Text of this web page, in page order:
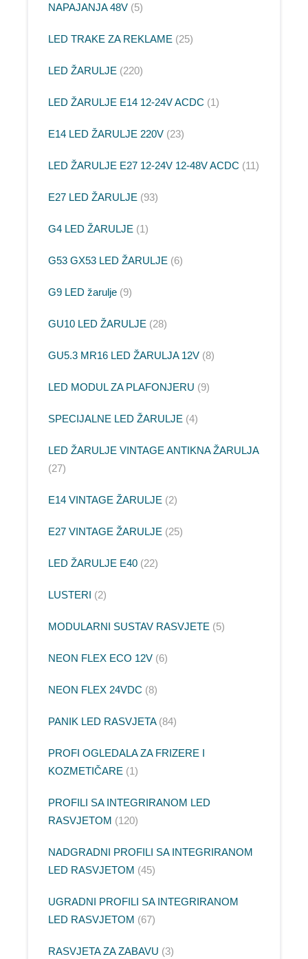
NAPAJANJA 48V 5
LED TRAKE ZA REKLAME 25
LED ŽARULJE 220
LED ŽARULJE E14 12-24V ACDC 1
E14 LED ŽARULJE 220V 23
LED ŽARULJE E27 12-24V 12-48V ACDC 11
E27 LED ŽARULJE 93
G4 LED ŽARULJE 1
G53 GX53 LED ŽARULJE 6
G9 LED žarulje 9
GU10 LED ŽARULJE 28
GU5.3 MR16 LED ŽARULJA 12V 8
LED MODUL ZA PLAFONJERU 9
SPECIJALNE LED ŽARULJE 4
LED ŽARULJE VINTAGE ANTIKNA ŽARULJA
27
E14 VINTAGE ŽARULJE 2
E27 VINTAGE ŽARULJE 25
LED ŽARULJE E40 22
LUSTERI 2
MODULARNI SUSTAV RASVJETE 5
NEON FLEX ECO 12V 6
NEON FLEX 24VDC 8
PANIK LED RASVJETA 84
PROFI OGLEDALA ZA FRIZERE I
KOZMETIČARE
1
PROFILI SA INTEGRIRANOM LED
RASVJETOM
120
NADGRADNI PROFILI SA INTEGRIRANOM
LED RASVJETOM
45
UGRADNI PROFILI SA INTEGRIRANOM
LED RASVJETOM
67
RASVJETA ZA ZABAVU 3